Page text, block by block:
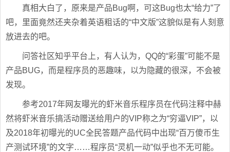
真相大白了，原来是产品Bug啊，可这Bug也太“给力”了
吧，里面竟然还夹杂着英语粗话的“中文版”这貌似是有人刻意
放进去的吧。
问答社区知乎平台上，有人认为，QQ的“彩蛋”可能不是
产品BUG，而是程序员的恶趣味，以为隐藏的很深，不会被
发现。
参考2017年网友曝光的虾米音乐程序员在代码注释中赫
然将虾米音乐搞活动赠送给用户的VIP称之为“穷逼VIP”，以
及2018年初曝光的UC全民答题产品代码中出现“百万傻币生
产测试环境”的文字……程序员“灵机一动”似乎也不无可能。